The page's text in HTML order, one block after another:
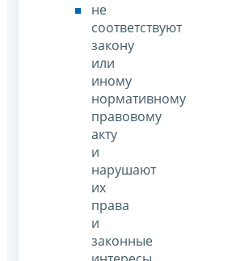
не
соответствуют
закону
или
иному
нормативному
правовому
акту
и
нарушают
их
права
и
законные